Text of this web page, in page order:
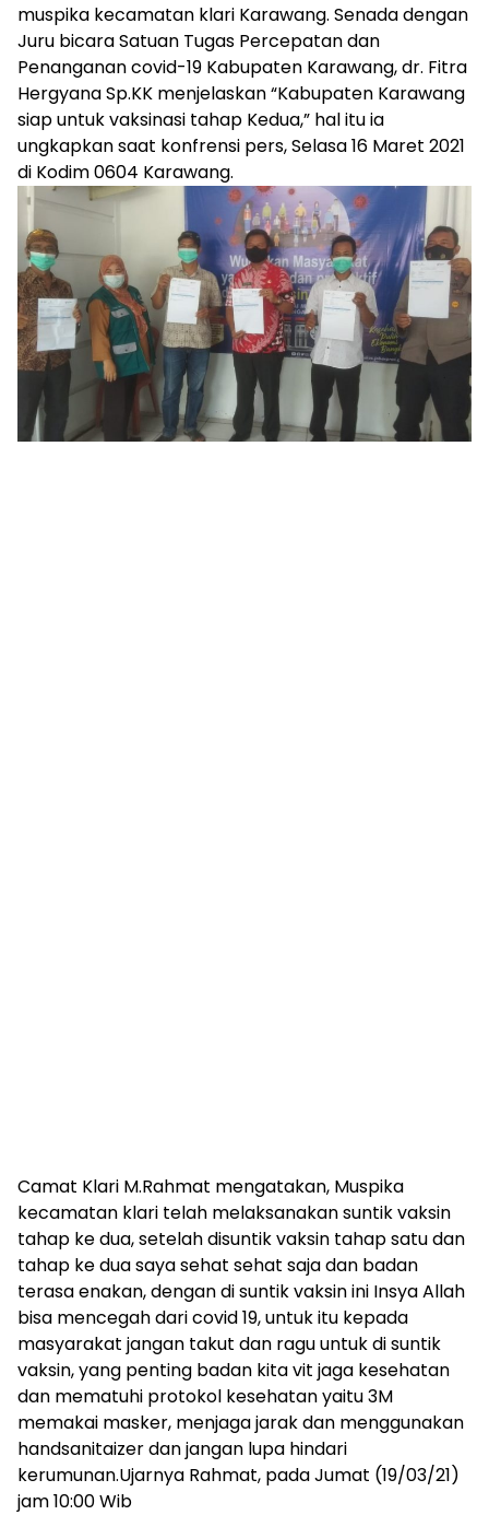
muspika kecamatan klari Karawang. Senada dengan
Juru bicara Satuan Tugas Percepatan dan
Penanganan covid-19 Kabupaten Karawang, dr. Fitra
Hergyana Sp.KK menjelaskan “Kabupaten Karawang
siap untuk vaksinasi tahap Kedua,” hal itu ia
ungkapkan saat konfrensi pers, Selasa 16 Maret 2021
di Kodim 0604 Karawang.
Camat Klari M.Rahmat mengatakan, Muspika
kecamatan klari telah melaksanakan suntik vaksin
tahap ke dua, setelah disuntik vaksin tahap satu dan
tahap ke dua saya sehat sehat saja dan badan
terasa enakan, dengan di suntik vaksin ini Insya Allah
bisa mencegah dari covid 19, untuk itu kepada
masyarakat jangan takut dan ragu untuk di suntik
vaksin, yang penting badan kita vit jaga kesehatan
dan mematuhi protokol kesehatan yaitu 3M
memakai masker, menjaga jarak dan menggunakan
handsanitaizer dan jangan lupa hindari
kerumunan.Ujarnya Rahmat, pada Jumat (19/03/21)
jam 10:00 Wib